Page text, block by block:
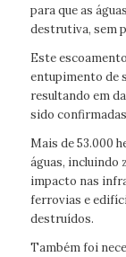
para que as
destrutiva, sem
Este
entupimento de
resultando em
sido
Mais de 53.000
águas, incluindo
impacto nas
ferrovias e
destruídos.
Também foi